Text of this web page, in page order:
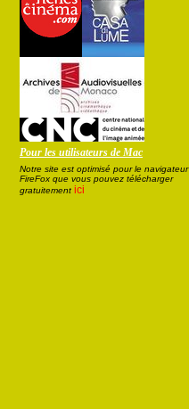
Pour les utilisateurs de Mac
Notre site est optimisé pour le navigateur
FireFox que vous pouvez télécharger
gratuitement ici